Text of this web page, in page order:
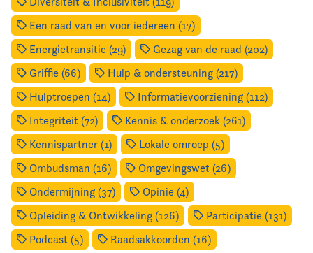
Een raad van en voor iedereen (17)
Energietransitie (29)
Gezag van de raad (202)
Griffie (66)
Hulp & ondersteuning (217)
Hulptroepen (14)
Informatievoorziening (112)
Integriteit (72)
Kennis & onderzoek (261)
Kennispartner (1)
Lokale omroep (5)
Ombudsman (16)
Omgevingswet (26)
Ondermijning (37)
Opinie (4)
Opleiding & Ontwikkeling (126)
Participatie (131)
Podcast (5)
Raadsakkoorden (16)